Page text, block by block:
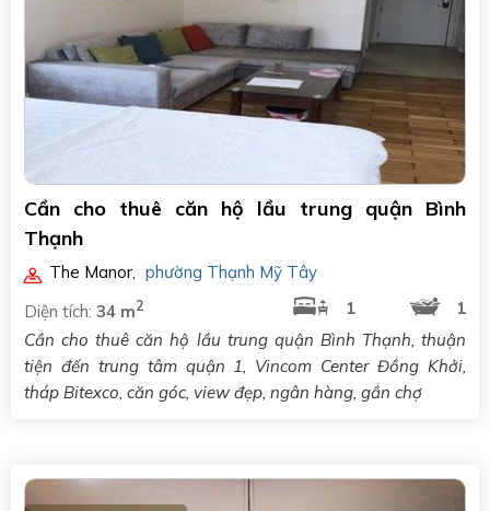
Cần cho thuê căn hộ lầu trung quận Bình
Thạnh
The Manor, phường Thạnh Mỹ Tây
Diện tích: 34 m2 1
1
Cần cho thuê căn hộ lầu trung quận Bình Thạnh, thuận
tiện đến trung tâm quận 1, Vincom Center Đồng Khởi,
tháp Bitexco, căn góc, view đẹp, ngân hàng, gần chợ